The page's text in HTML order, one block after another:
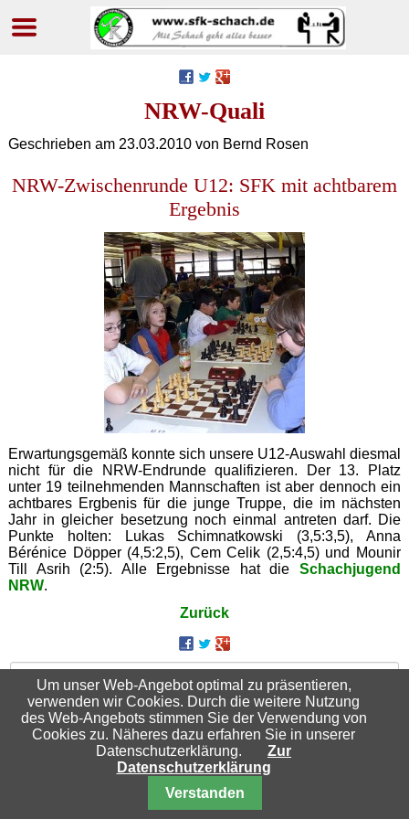
NRW-Quali
Geschrieben am 23.03.2010von Bernd Rosen
NRW-Zwischenrunde U12: SFK mit achtbarem
Ergebnis
Erwartungsgemäß konnte sich unsere U12-Auswahl diesmal
nicht für die NRW-Endrunde qualifizieren. Der 13. Platz
unter 19 teilnehmenden Mannschaften ist aber dennoch ein
achtbares Ergbenis für die junge Truppe, die im nächsten
Jahr in gleicher besetzung noch einmal antreten darf. Die
Punkte holten: Lukas Schimnatkowski (3,5:3,5), Anna
Bérénice Döpper (4,5:2,5), Cem Celik (2,5:4,5) und Mounir
Till Asrih (2:5). Alle Ergebnisse hat dieSchachjugend
NRW.
Zurück
Suchbegriffe
Um unser Web-Angebot optimal zu präsentieren,
verwenden wir Cookies. Durch die weitere Nutzung
des Web-Angebots stimmen Sie der Verwendung von
Cookies zu. Näheres dazu erfahren Sie in unserer
Datenschutzerklärung.
Zur
Datenschutzerklärung
Verstanden